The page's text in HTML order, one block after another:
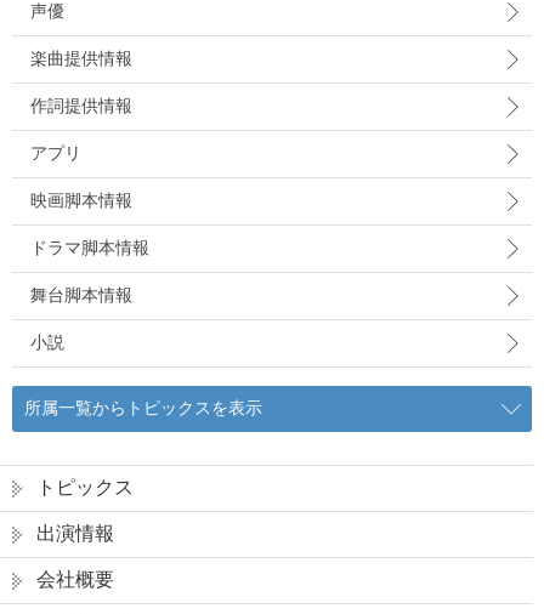
声優
楽曲提供情報
作詞提供情報
アプリ
映画脚本情報
ドラマ脚本情報
舞台脚本情報
小説
所属一覧からトピックスを表示
トピックス
出演情報
会社概要